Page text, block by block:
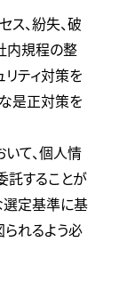
、紛失、破
内規程の整
ティ対策を
是正対策を
て、個人情
託することが
選定基準に基
れるよう必